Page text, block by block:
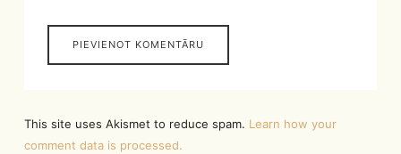
This site uses Akismet to reduce spam. Learn how your
comment data is processed.